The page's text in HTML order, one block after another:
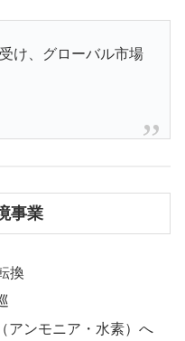
け、グローバル市場
事業
換
アンモニア・水素）へ